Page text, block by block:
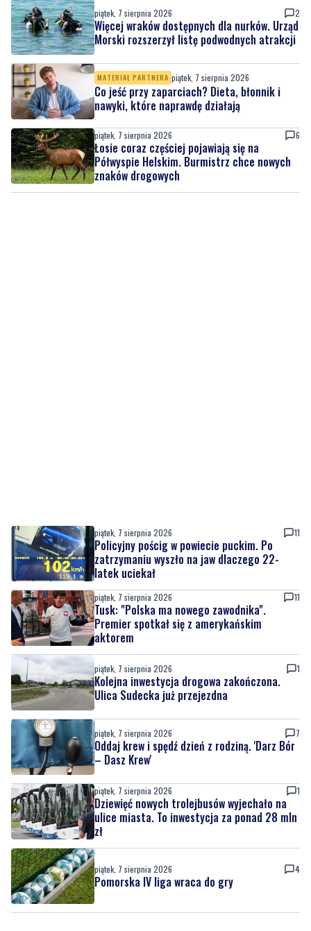
piątek, 7 sierpnia 2026 2
Więcej wraków dostępnych dla nurków. Urząd
Morski rozszerzył listę podwodnych atrakcji
MATERIAŁ PARTNERA piątek, 7 sierpnia 2026
Co jeść przy zaparciach? Dieta, błonnik i
nawyki, które naprawdę działają
piątek, 7 sierpnia 2026 6
Łosie coraz częściej pojawiają się na
Półwyspie Helskim. Burmistrz chce nowych
znaków drogowych
piątek, 7 sierpnia 2026 11
Policyjny pościg w powiecie puckim. Po
zatrzymaniu wyszło na jaw dlaczego 22-
latek uciekał
piątek, 7 sierpnia 2026 11
Tusk: "Polska ma nowego zawodnika".
Premier spotkał się z amerykańskim
aktorem
piątek, 7 sierpnia 2026 1
Kolejna inwestycja drogowa zakończona.
Ulica Sudecka już przejezdna
piątek, 7 sierpnia 2026 7
Oddaj krew i spędź dzień z rodziną. 'Darz Bór
– Dasz Krew'
piątek, 7 sierpnia 2026 1
Dziewięć nowych trolejbusów wyjechało na
ulice miasta. To inwestycja za ponad 28 mln
zł
piątek, 7 sierpnia 2026 4
Pomorska IV liga wraca do gry